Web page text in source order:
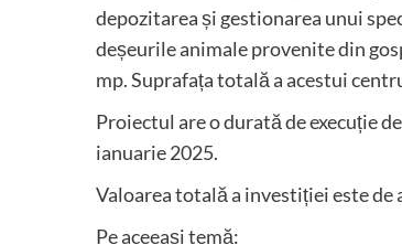
depozitarea și gestionarea unui
deșeurile animale provenite din
mp. Suprafața totală a acestui
Proiectul are o durată de execuție
ianuarie 2025.
Valoarea totală a investiției este
Pe aceeași temă: